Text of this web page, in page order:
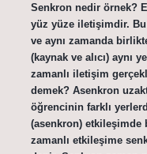
Senkron nedir örnek?
yüz yüze iletişimdir. Bu
ve aynı zamanda
(kaynak ve alıcı) aynı
zamanlı iletişim
demek? Asenkron
öğrencinin farklı
(asenkron)
zamanlı etkileşime